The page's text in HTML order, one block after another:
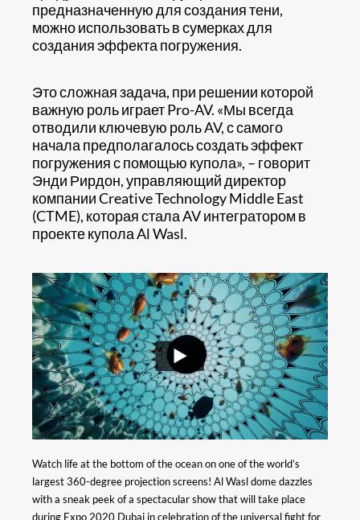
предназначенную для создания тени,
можно использовать в сумерках для
создания эффекта погружения.
Это сложная задача, при решении которой
важную роль играет Pro-AV. «Мы всегда
отводили ключевую роль AV, с самого
начала предполагалось создать эффект
погружения с помощью купола», – говорит
Энди Рирдон, управляющий директор
компании Creative Technology Middle East
(CTME), которая стала AV интегратором в
проекте купола Al Wasl.
Watch life at the bottom of the ocean on one of the world’s
largest 360-degree projection screens! Al Wasl dome dazzles
with a sneak peek of a spectacular show that will take place
during Expo 2020 Dubai in celebration of the universal fight for